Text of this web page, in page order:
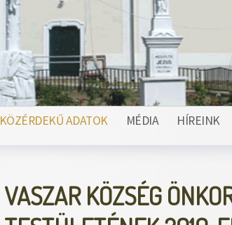
KÖZÉRDEKŰ ADATOK MÉDIA HÍREINK
VASZAR KÖZSÉG